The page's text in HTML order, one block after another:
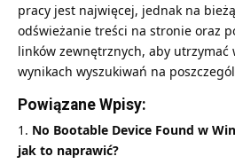
pracy jest najwięcej, jednak na
odświeżanie treści na stronie oraz
linków zewnętrznych, aby utrzymać
wynikach wyszukiwań na
Powiązane Wpisy:
No Bootable Device Found w
jak to naprawić?